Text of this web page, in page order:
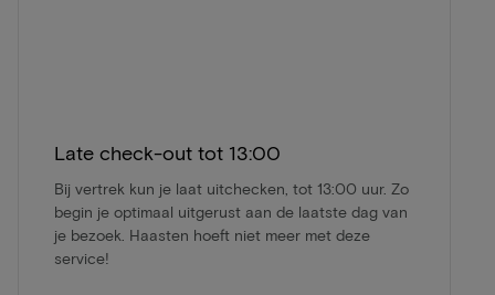
Late check-out tot 13:00
Bij vertrek kun je laat uitchecken, tot 13:00 uur. Zo
begin je optimaal uitgerust aan de laatste dag van
je bezoek. Haasten hoeft niet meer met deze
service!